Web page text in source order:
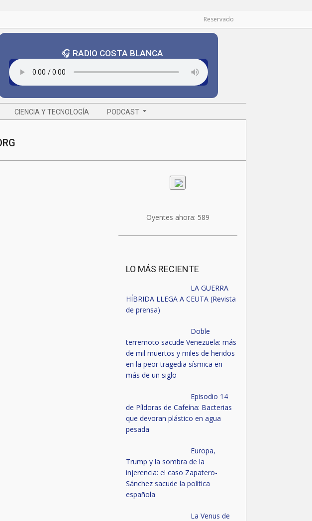
Reservado
🎧 RADIO COSTA BLANCA
CIENCIA Y TECNOLOGÍA PODCAST
Oyentes ahora: 589
LO MÁS RECIENTE
LA GUERRA
HÍBRIDA LLEGA A CEUTA (Revista
de prensa)
Doble
terremoto sacude Venezuela: más
de mil muertos y miles de heridos
en la peor tragedia sísmica en
más de un siglo
Episodio 14
de Píldoras de Cafeína: Bacterias
que devoran plástico en agua
pesada
Europa,
Trump y la sombra de la
injerencia: el caso Zapatero-
Sánchez sacude la política
española
La Venus de